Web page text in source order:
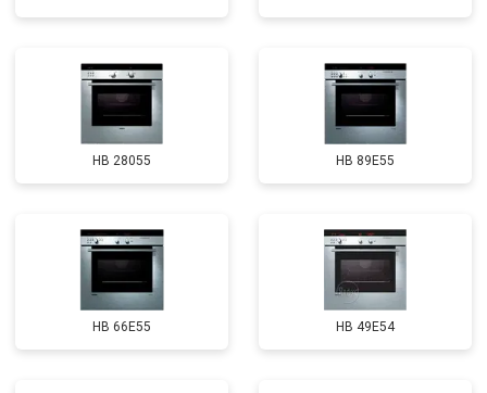
HB 28055 HB 89E55
HB 66E55 HB 49E54